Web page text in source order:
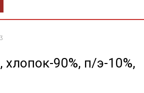
90%, п/э-10%,